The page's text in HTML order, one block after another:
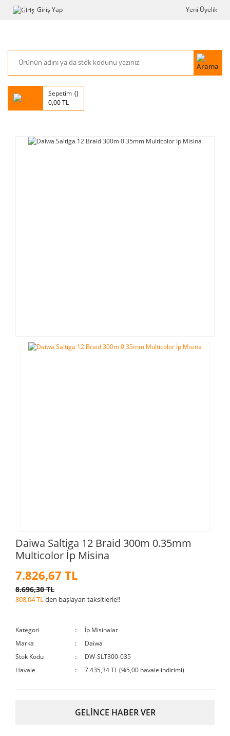
Giriş Yap Yeni Üyelik
Sepetim
0,00 TL
Daiwa Saltiga 12 Braid 300m 0.35mm
Multicolor İp Misina
7.826,67 TL
8.696,30 TL
808,04 TLden başlayan taksitlerle!!
Kategori
İp Misinalar
Marka
Daiwa
Stok Kodu
DW-SLT300-035
Havale
7.435,34 TL (%5,00 havale indirimi)
GELİNCE HABER VER